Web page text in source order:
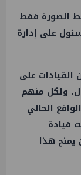
الصورة فقط
على إدارة
القيادات على
ولكل منهم
الحالي
قيادة
يمنح هذا